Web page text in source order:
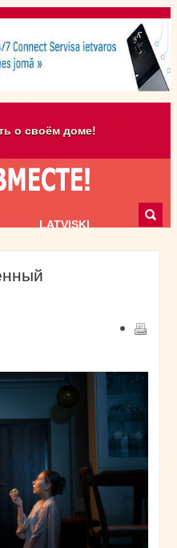
о своём доме!
LATVISKI
Skip to content